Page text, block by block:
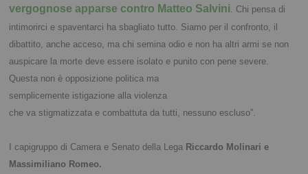
vergognose apparse contro Matteo Salvini . Chi pensa di
intimorirci e spaventarci ha sbagliato tutto. Siamo per il confronto, il
dibattito, anche acceso, ma chi semina odio e non ha altri armi se non
auspicare la morte deve essere isolato e punito con pene severe.
Questa non è opposizione politica ma
semplicemente istigazione alla violenza
che va stigmatizzata e combattuta da tutti, nessuno escluso”.
I capigruppo di Camera e Senato della Lega Riccardo Molinari e
Massimiliano Romeo.